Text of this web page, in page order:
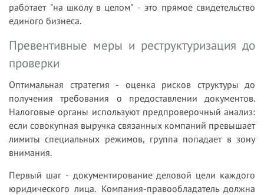
работает "на школу в целом" - это прямое свидетельство
единого бизнеса.
Превентивные меры и реструктуризация до
проверки
Оптимальная стратегия - оценка рисков структуры до
получения требования о предоставлении документов.
Налоговые органы используют предпроверочный анализ:
если совокупная выручка связанных компаний превышает
лимиты специальных режимов, группа попадает в зону
внимания.
Первый шаг - документирование деловой цели каждого
юридического лица. Компания-правообладатель должна